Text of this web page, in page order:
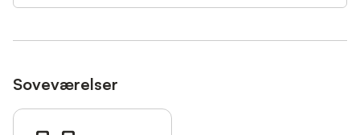
Soveværelser